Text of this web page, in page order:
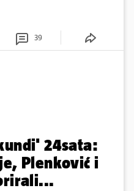
39
24sata:
Plenković i